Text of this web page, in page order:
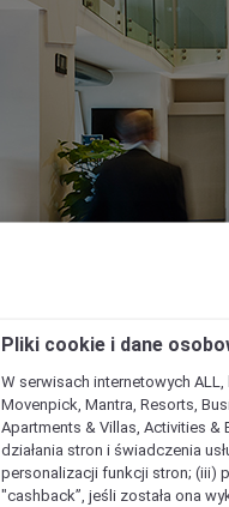
Pliki cookie i dane
W serwisach internetowych
Movenpick, Mantra, Resorts,
Apartments & Villas, Activities &
działania stron i świadczenia
personalizacji funkcji stron; (iii)
"cashback”, jeśli została ona